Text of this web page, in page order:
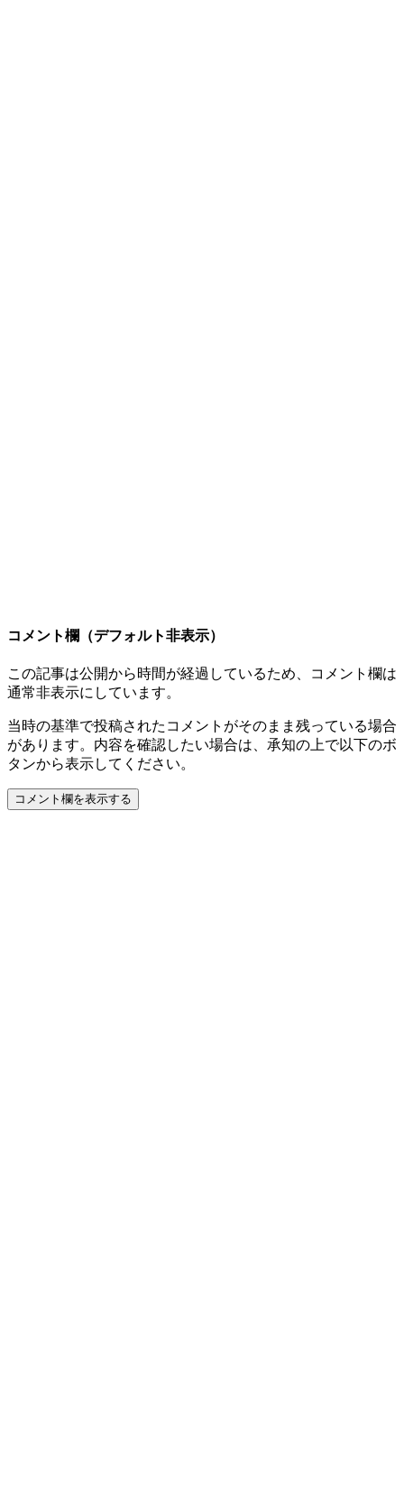
コメント欄（デフォルト非表示）
この記事は公開から時間が経過しているため、コメント欄は
通常非表示にしています。
当時の基準で投稿されたコメントがそのまま残っている場合
があります。内容を確認したい場合は、承知の上で以下のボ
タンから表示してください。
コメント欄を表示する